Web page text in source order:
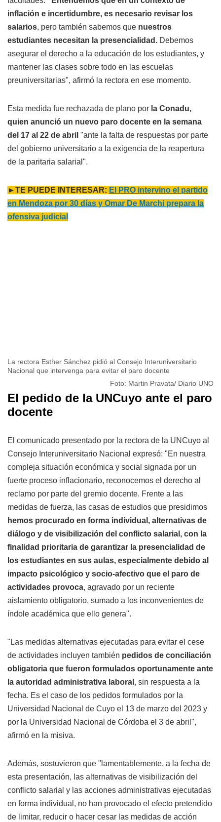
inflación e incertidumbre, es necesario revisar los
salarios, pero también sabemos que nuestros
estudiantes necesitan la presencialidad. Debemos
asegurar el derecho a la educación de los estudiantes, y
mantener las clases sobre todo en las escuelas
preuniversitarias", afirmó la rectora en ese momento.
Esta medida fue rechazada de plano por la Conadu,
quien anunció un nuevo paro docente en la semana
del 17 al 22 de abril "ante la falta de respuestas por parte
del gobierno universitario a la exigencia de la reapertura
de la paritaria salarial".
►TE PUEDE INTERESAR: El PRO intervino el partido
en Mendoza por 30 días y Omar De Marchi prepara la
ofensiva judicial
La rectora Esther Sánchez pidió al Consejo Interuniversitario
Nacional que intervenga para evitar el paro docente
Foto: Martin Pravata/ Diario UNO
El pedido de la UNCuyo ante el paro
docente
El comunicado presentado por la rectora de la UNCuyo al
Consejo Interuniversitario Nacional expresó: "En nuestra
compleja situación económica y social signada por un
fuerte proceso inflacionario, reconocemos el derecho al
reclamo por parte del gremio docente. Frente a las
medidas de fuerza, las casas de estudios que presidimos
hemos procurado en forma individual, alternativas de
diálogo y de visibilización del conflicto salarial, con la
finalidad prioritaria de garantizar la presencialidad de
los estudiantes en sus aulas, especialmente debido al
impacto psicológico y socio-afectivo que el paro de
actividades provoca, agravado por un reciente
aislamiento obligatorio, sumado a los inconvenientes de
índole académica que ello genera".
"Las medidas alternativas ejecutadas para evitar el cese
de actividades incluyen también pedidos de conciliación
obligatoria que fueron formulados oportunamente ante
la autoridad administrativa laboral , sin respuesta a la
fecha. Es el caso de los pedidos formulados por la
Universidad Nacional de Cuyo el 13 de marzo del 2023 y
por la Universidad Nacional de Córdoba el 3 de abril",
afirmó en la misiva.
Además, sostuvieron que "lamentablemente, a la fecha de
esta presentación, las alternativas de visibilización del
conflicto salarial y las acciones administrativas ejecutadas
en forma individual, no han provocado el efecto pretendido
de limitar, reducir o hacer cesar las medidas de acción